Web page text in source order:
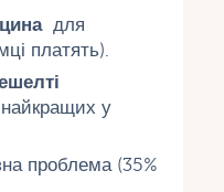
для
платять).
у
проблема (35%